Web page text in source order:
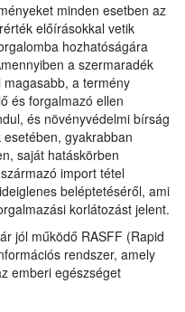
minden esetben az
előírásokkal vetik
hozhatóságára
a szermaradék
a termény
és forgalmazó ellen
és növényvédelmi bírság
gyakrabban
saját hatáskörben
import tétel
beléptetéséről, ami
korlátozást jelent.
jól működő RASFF (Rapid
rendszer, amely
emberi egészséget